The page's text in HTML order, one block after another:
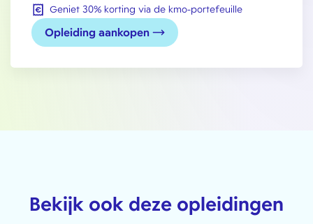
Geniet 30% korting via de kmo-portefeuille
Opleiding aankopen
Bekijk ook deze opleidingen